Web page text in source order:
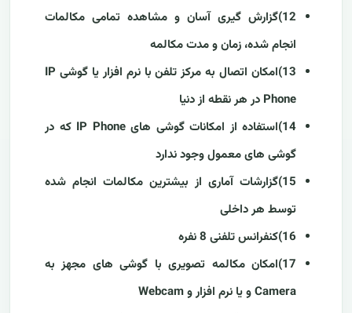
12)گزارش گیری آسان و مشاهده تمامی مکالمات
انجام شده، زمان و مدت مکالمه
13)امکان اتصال به مرکز تلفن با نرم افزار یا گوشی IP
Phone در هر نقطه از دنیا
14)استفاده از امکانات گوشی های IP Phone که در
گوشی های معمول وجود ندارد
15)گزارشات آماری از بیشترین مکالمات انجام شده
توسط هر داخلی
16)کنفرانس تلفنی 8 نفره
17)امکان مکالمه تصویری با گوشی های مجهز به
Camera و یا نرم افزار و Webcam